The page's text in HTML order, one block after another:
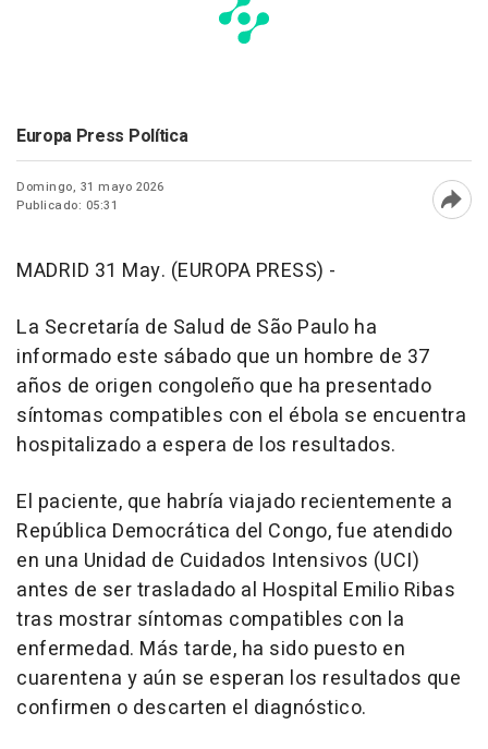
Europa Press Política
Domingo, 31 mayo 2026
Publicado: 05:31
MADRID 31 May. (EUROPA PRESS) -
La Secretaría de Salud de São Paulo ha
informado este sábado que un hombre de 37
años de origen congoleño que ha presentado
síntomas compatibles con el ébola se encuentra
hospitalizado a espera de los resultados.
El paciente, que habría viajado recientemente a
República Democrática del Congo, fue atendido
en una Unidad de Cuidados Intensivos (UCI)
antes de ser trasladado al Hospital Emilio Ribas
tras mostrar síntomas compatibles con la
enfermedad. Más tarde, ha sido puesto en
cuarentena y aún se esperan los resultados que
confirmen o descarten el diagnóstico.